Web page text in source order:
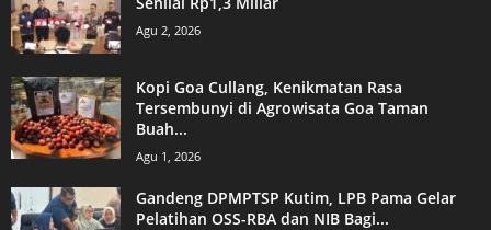
Agu 2, 2026
Kopi Goa Cullang, Kenikmatan Rasa
Tersembunyi di Agrowisata Goa Taman
Buah...
Agu 1, 2026
Gandeng DPMPTSP Kutim, LPB Pama Gelar
Pelatihan OSS-RBA dan NIB Bagi...